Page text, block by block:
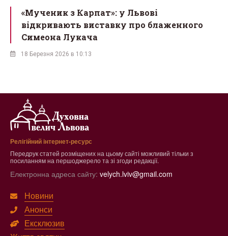
«Мученик з Карпат»: у Львові
відкривають виставку про блаженного
Симеона Лукача
18 Березня 2026 в 10:13
Релігійний інтернет-ресурс
Передрук статей розміщених на цьому сайті можливий тільки з
посиланням на першоджерело та зі згоди редакції.
Електронна адреса сайту: velych.lviv@gmail.com
Новини
Анонси
Ексклюзив